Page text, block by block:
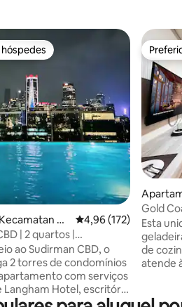
5, 230 avaliações
Ke
4,96 de uma
4,96 (172)
| 2 quartos |
ao Sudirman CBD, o
2 torres de condomínios
com serviços
Langham Hotel, escritório
shopping super moderno
Gold
com
Esta
de
atende